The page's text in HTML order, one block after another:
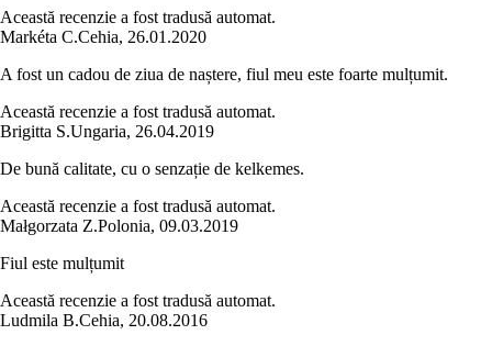
Această recenzie a fost tradusă automat.
Markéta C.Cehia, 26.01.2020
A fost un cadou de ziua de naștere, fiul meu este foarte mulțumit.
Această recenzie a fost tradusă automat.
Brigitta S.Ungaria, 26.04.2019
De bună calitate, cu o senzație de kelkemes.
Această recenzie a fost tradusă automat.
Małgorzata Z.Polonia, 09.03.2019
Fiul este mulțumit
Această recenzie a fost tradusă automat.
Ludmila B.Cehia, 20.08.2016